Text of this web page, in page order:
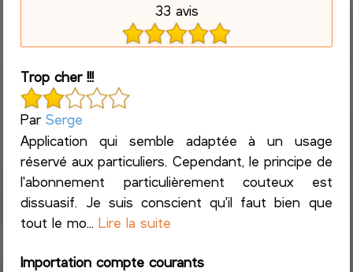
33 avis
Trop cher !!!
ParSerge
Application qui semble adaptée à un usage
réservé aux particuliers. Cependant, le principe de
l'abonnement particulièrement couteux est
dissuasif. Je suis conscient qu'il faut bien que
tout le mo...Lire la suite
Importation compte courants